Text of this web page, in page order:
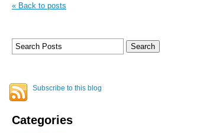
« Back to posts
Subscribe to this blog
Categories